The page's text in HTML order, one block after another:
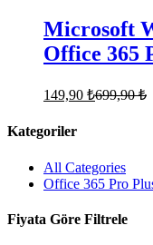
Microsoft
Office 365
149,90 ₺699,90₺
Kategoriler
All Categories
Office 365 Pro
Fiyata Göre Filtrele